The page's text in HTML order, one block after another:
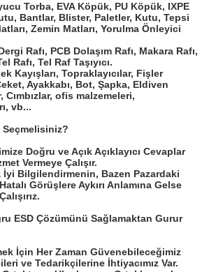
Torba, EVA Köpük, PU Köpük, IXPE
Bantlar, Blister, Paletler, Kutu, Tepsi
Zemin Matları, Yorulma Önleyici
Rafı, PCB Dolaşım Rafı, Makara Rafı,
Rafı, Tel Raf Taşıyıcı.
Kayışları, Topraklayıcılar, Fişler
Ayakkabı, Bot, Şapka, Eldiven
Cımbızlar, ofis malzemeleri,
vb...
Seçmelisiniz?
Doğru ve Açık Açıklayıcı Cevaplar
Vermeye Çalışır.
İyi Bilgilendirmenin, Bazen Pazardaki
Görüşlere Aykırı Anlamına Gelse
ESD Çözümünü Sağlamaktan Gurur
İçin Her Zaman Güvenebileceğimiz
ve Tedarikçilerine İhtiyacımız Var.